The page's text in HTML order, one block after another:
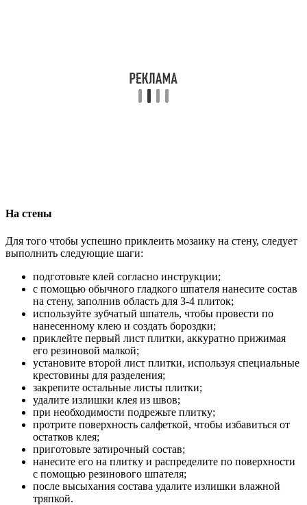
На стены
Для того чтобы успешно приклеить мозаику на стену, следует
выполнить следующие шаги:
подготовьте клей согласно инструкции;
с помощью обычного гладкого шпателя нанесите состав
на стену, заполнив область для 3-4 плиток;
используйте зубчатый шпатель, чтобы провести по
нанесенному клею и создать бороздки;
приклейте первый лист плитки, аккуратно прижимая
его резиновой малкой;
установите второй лист плитки, используя специальные
крестовины для разделения;
закрепите остальные листы плитки;
удалите излишки клея из швов;
при необходимости подрежьте плитку;
протрите поверхность салфеткой, чтобы избавиться от
остатков клея;
приготовьте затирочный состав;
нанесите его на плитку и распределите по поверхности
с помощью резинового шпателя;
после высыхания состава удалите излишки влажной
тряпкой.